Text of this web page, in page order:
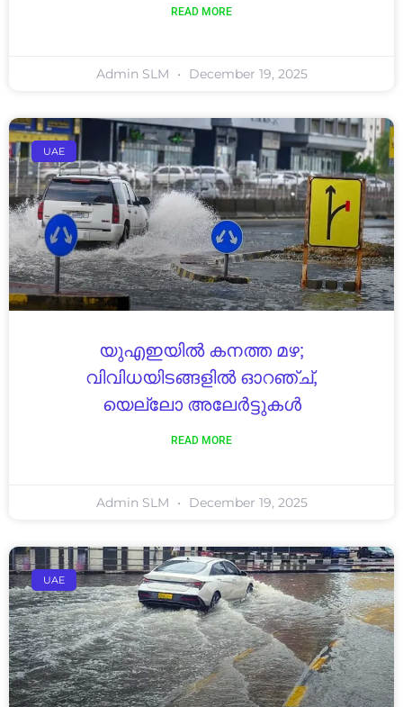
READ MORE
Admin SLM December 19, 2025
UAE
യുഎഇയിൽ കനത്ത മഴ;
വിവിധയിടങ്ങളിൽ ഓറഞ്ച്,
യെല്ലോ അലേർട്ടുകൾ
READ MORE
Admin SLM December 19, 2025
UAE